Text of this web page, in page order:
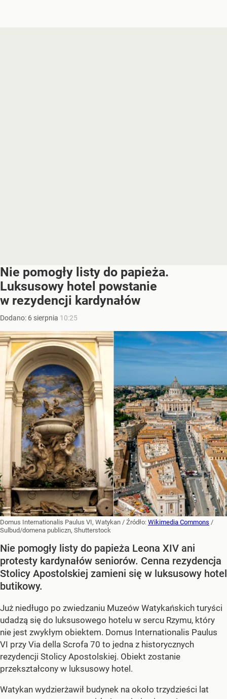
Nie pomogły listy do papieża.
Luksusowy hotel powstanie
w rezydencji kardynałów
Dodano: 6 sierpnia 10:25
Domus Internationalis Paulus VI, Watykan / Źródło: Wikimedia Commons /
Sulbud/domena publiczn, Shutterstock
Nie pomogły listy do papieża Leona XIV ani
protesty kardynałów seniorów. Cenna rezydencja
Stolicy Apostolskiej zamieni się w luksusowy hotel
butikowy.
Już niedługo po zwiedzaniu Muzeów Watykańskich turyści
udadzą się do luksusowego hotelu w sercu Rzymu, który
nie jest zwykłym obiektem. Domus Internationalis Paulus
VI przy Via della Scrofa 70 to jedna z historycznych
rezydencji Stolicy Apostolskiej. Obiekt zostanie
przekształcony w luksusowy hotel.
Watykan wydzierżawił budynek na około trzydzieści lat